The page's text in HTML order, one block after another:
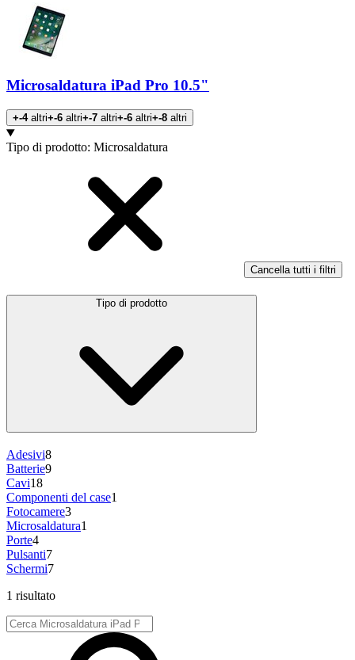
Microsaldatura iPad Pro 10.5"
+-4altri+-6 altri+-7 altri+-6 altri+-8 altri
Prodotti
Tipo di prodotto: Microsaldatura
Cancella tutti i filtri
Tipo di prodotto
Adesivi8
Batterie9
Cavi18
Componenti del case1
Fotocamere3
Microsaldatura1
Porte4
Pulsanti7
Schermi7
1 risultato